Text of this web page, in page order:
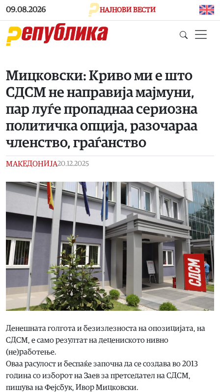
Skip to main content
09.08.2026 НАЈНОВИ ВЕСТИ
Мицковски: Криво ми е што
СДСМ не направија мајмуни,
пар луѓе пропаднаа сериозна
политичка опција, разочараа
членство, граѓанство
МАКЕДОНИЈА20.12.2025
Денешната голгота и безизлезноста на опозицијата, на
СДСМ, е само резултат на децениското нивно
(не)работење.
Оваа расулост и беспаќе започна да се создава во 2013
година со изборот на Заев за претседател на СДСМ,
пишува на Фејсбук, Ивор Мицковски.